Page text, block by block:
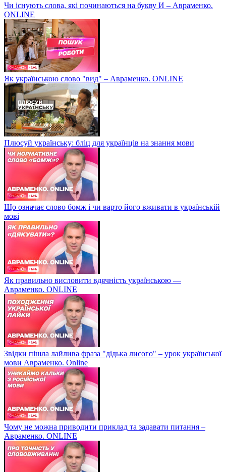
Чи існують слова, які починаються на букву И – Авраменко.
ONLINE
Як українською слово "вид" – Авраменко. ONLINE
Плюсуй українську: бліц для українців на знання мови
Що означає слово бомж і чи варто його вживати в українській
мові
Як правильно висловити вдячність українською —
Авраменко. ONLINE
Звідки пішла лайлива фраза "дідька лисого" – урок української
мови Авраменко. Online
Чому не можна приводити приклад та задавати питання –
Авраменко. ONLINE